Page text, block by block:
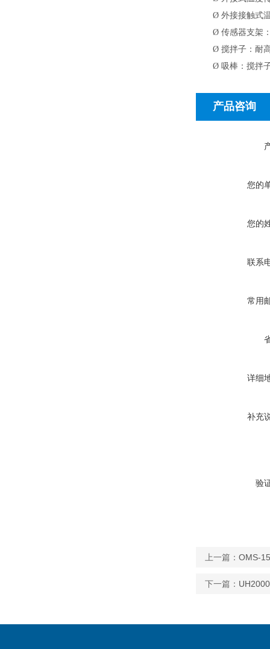
Ø 外接接触式
Ø 传感器支架
Ø 搅拌子：耐
Ø 吸棒：搅拌
产品咨询
您的
您的
联系
常用
详细
补充
验
上一篇： OMS-
下一篇：